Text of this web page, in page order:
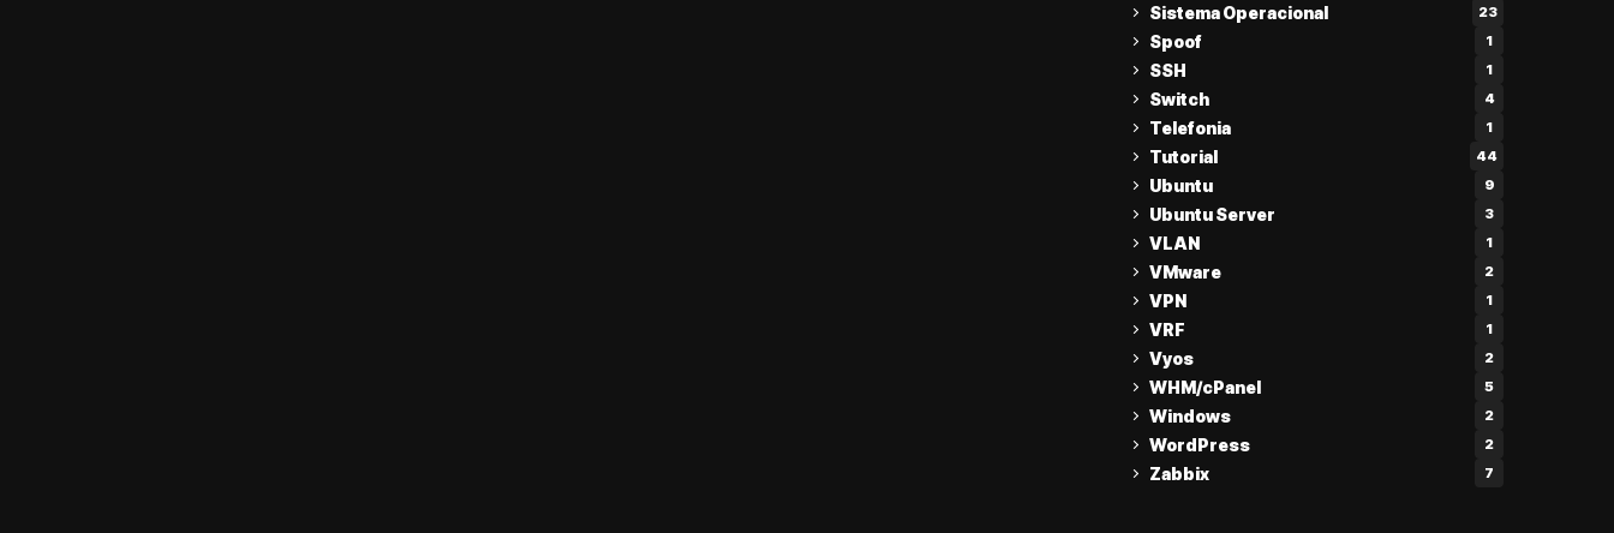
Sistema Operacional 23
Spoof 1
SSH 1
Switch 4
Telefonia 1
Tutorial 44
Ubuntu 9
Ubuntu Server 3
VLAN 1
VMware 2
VPN 1
VRF 1
Vyos 2
WHM/cPanel 5
Windows 2
WordPress 2
Zabbix 7